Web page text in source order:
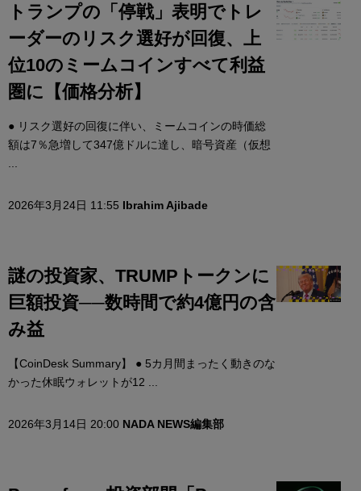
トランプの「停戦」表明でトレ
ーダーのリスク選好が回復、上
位10のミームコインすべて利益
圏に【価格分析】
● リスク選好の回復に伴い、ミームコインの時価総
額は7％急増して347億ドルに達し、暗号資産（仮想
2026年3月24日 11:55 Ibrahim Ajibade
謎の投資家、TRUMPトークンに
巨額投資──数時間で約4億円の含
み益
【CoinDesk Summary】 ● 5カ月間まったく動きのな
かった休眠ウォレットが12 ...
2026年3月14日 20:00 NADA NEWS編集部